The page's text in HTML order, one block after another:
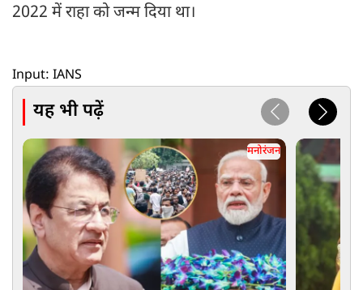
2022 में राहा को जन्म दिया था।
Input: IANS
यह भी पढ़ें
मनोरंजन